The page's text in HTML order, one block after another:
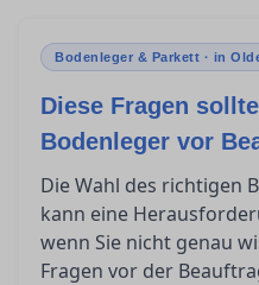
Bodenleger & Parkett · in
Diese Fragen
Bodenleger vor
Die Wahl des richtigen
kann eine
wenn Sie nicht genau
Fragen vor der